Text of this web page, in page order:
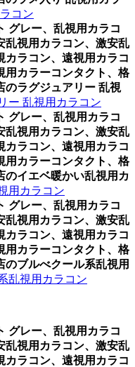
コン
グレー、乱視用カラコ
乱視用カラコン、激安乱
カラコン、遠視用カラコ
用カラーコンタクト、格
のラグジュアリー 乱視
ー 乱視用カラコン
グレー、乱視用カラコ
乱視用カラコン、激安乱
カラコン、遠視用カラコ
用カラーコンタクト、格
のイエベ暖かい乱視用カ
用カラコン
グレー、乱視用カラコ
乱視用カラコン、激安乱
カラコン、遠視用カラコ
用カラーコンタクト、格
ブルべクール系乱視用
乱視用カラコン
グレー、乱視用カラコ
乱視用カラコン、激安乱
カラコン、遠視用カラコ